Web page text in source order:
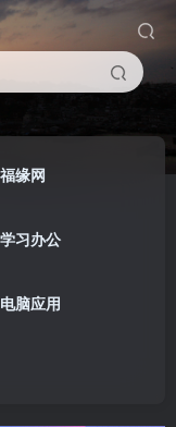
福缘网
学习办公
电脑应用